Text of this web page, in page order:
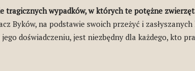
tragicznych wypadków, w których te potężne
Byków, na podstawie swoich przeżyć i
doświadczeniu, jest niezbędny dla każdego, kto